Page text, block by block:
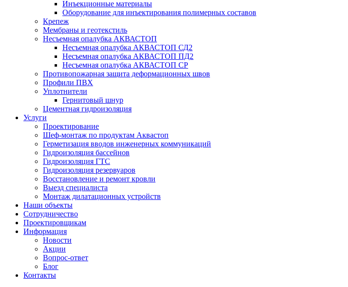
Инъекционные материалы
Оборудование для инъектирования полимерных составов
Крепеж
Мембраны и геотекстиль
Несъемная опалубка АКВАСТОП
Несъемная опалубка АКВАСТОП СД2
Несъемная опалубка АКВАСТОП ПД2
Несъемная опалубка АКВАСТОП СР
Противопожарная защита деформационных швов
Профили ПВХ
Уплотнители
Гернитовый шнур
Цементная гидроизоляция
Услуги
Проектирование
Шеф-монтаж по продуктам Аквастоп
Герметизация вводов инженерных коммуникаций
Гидроизоляция бассейнов
Гидроизоляция ГТС
Гидроизоляция резервуаров
Восстановление и ремонт кровли
Выезд специалиста
Монтаж дилатационных устройств
Наши объекты
Сотрудничество
Проектировщикам
Информация
Новости
Акции
Вопрос-ответ
Блог
Контакты